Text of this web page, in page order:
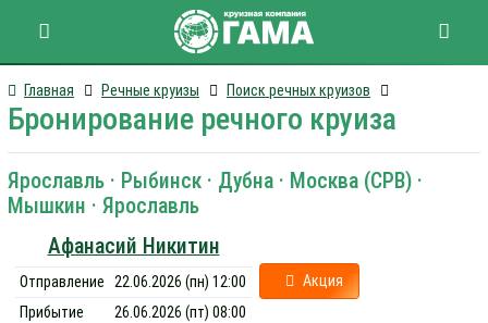
Главная Речные круизы Поиск речных круизов
Бронирование речного круиза
Ярославль · Рыбинск · Дубна · Москва (СРВ) ·
Мышкин · Ярославль
Афанасий Никитин
Отправление
22.06.2026 (пн) 12:00
Прибытие
26.06.2026 (пт) 08:00
Акция